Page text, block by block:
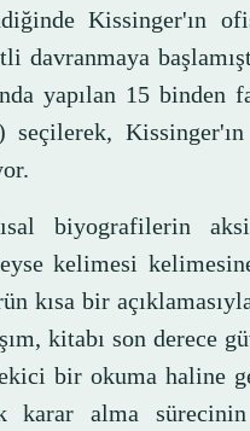
Kissinger'ın
davranmaya
yapılan 15
seçilerek,
biyografilerin
kelimesi
kısa bir
kitabı son derece
bir okuma haline
karar alma